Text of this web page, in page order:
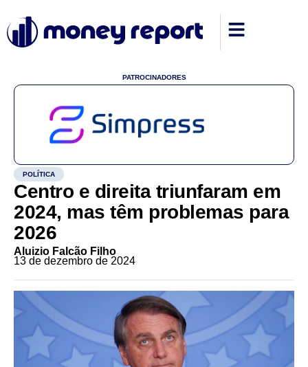
PATROCINADORES
POLÍTICA
Centro e direita triunfaram em
2024, mas têm problemas para
2026
Aluizio Falcão Filho
13 de dezembro de 2024